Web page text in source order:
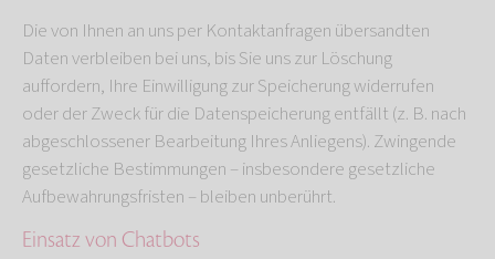
Die von Ihnen an uns per Kontaktanfragen übersandten
Daten verbleiben bei uns, bis Sie uns zur Löschung
auffordern, Ihre Einwilligung zur Speicherung widerrufen
oder der Zweck für die Datenspeicherung entfällt (z. B. nach
abgeschlossener Bearbeitung Ihres Anliegens). Zwingende
gesetzliche Bestimmungen – insbesondere gesetzliche
Aufbewahrungsfristen – bleiben unberührt.
Einsatz von Chatbots